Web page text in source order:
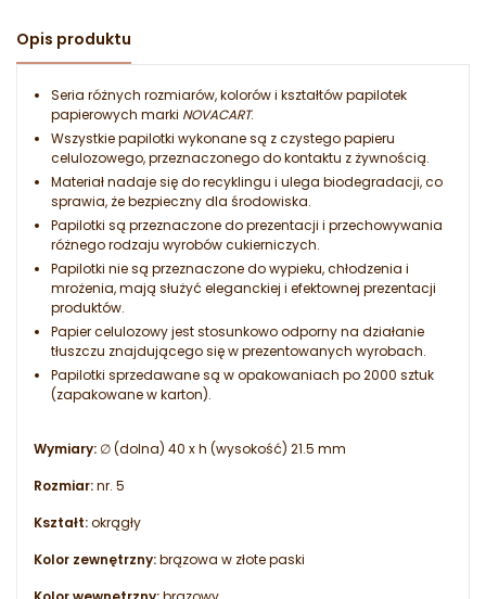
Opis produktu
Seria różnych rozmiarów, kolorów i kształtów papilotek
papierowych marki NOVACART.
Wszystkie papilotki wykonane są z czystego papieru
celulozowego, przeznaczonego do kontaktu z żywnością.
Materiał nadaje się do recyklingu i ulega biodegradacji, co
sprawia, że bezpieczny dla środowiska.
Papilotki są przeznaczone do prezentacji i przechowywania
różnego rodzaju wyrobów cukierniczych.
Papilotki nie są przeznaczone do wypieku, chłodzenia i
mrożenia, mają służyć eleganckiej i efektownej prezentacji
produktów.
Papier celulozowy jest stosunkowo odporny na działanie
tłuszczu znajdującego się w prezentowanych wyrobach.
Papilotki sprzedawane są w opakowaniach po 2000 sztuk
(zapakowane w karton).
Wymiary: ∅ (dolna) 40 x h (wysokość) 21.5 mm
Rozmiar:nr. 5
Kształt:okrągły
Kolor zewnętrzny:brązowa w złote paski